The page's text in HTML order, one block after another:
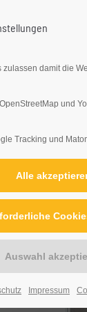
+1)
zulassen damit die
und
Tracking und
Impressum